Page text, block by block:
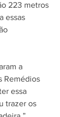
223 metros
essas
a
Remédios
essa
trazer os